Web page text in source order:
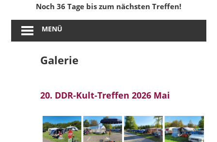
Leipzig
am
Noch 36 Tage bis zum nächsten Treffen!
MENÜ
Galerie
20. DDR-Kult-Treffen 2026 Mai